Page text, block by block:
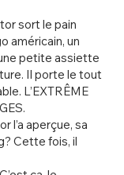
sort le pain
américain, un
petite assiette
Il porte le tout
L’EXTRÊME
l’a aperçue, sa
Cette fois, il